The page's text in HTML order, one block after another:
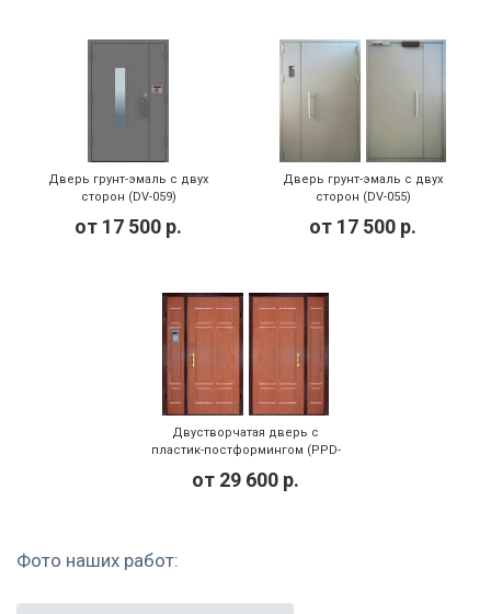
Дверь грунт-эмаль с двух
сторон (DV-059)
от 17 500 р.
Дверь грунт-эмаль с двух
сторон (DV-055)
от 17 500 р.
Двустворчатая дверь с
пластик-постформингом (PPD-
от 29 600 р.
Фото наших работ: